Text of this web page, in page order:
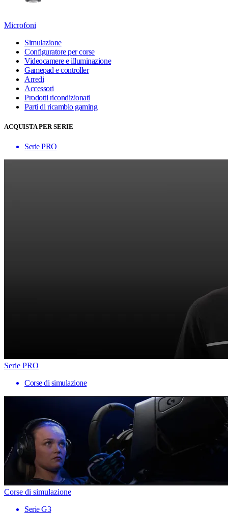
Microfoni
Simulazione
Configuratore per corse
Videocamere e illuminazione
Gamepad e controller
Arredi
Accessori
Prodotti ricondizionati
Parti di ricambio gaming
ACQUISTA PER SERIE
Serie PRO
Serie PRO
Corse di simulazione
Corse di simulazione
Serie G3